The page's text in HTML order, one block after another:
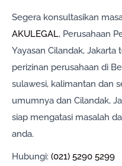
Segera konsultasikan
AKULEGAL, Perusahaan
Yayasan Cilandak,
perizinan perusahaan di
sulawesi, kalimantan dan
umumnya dan Cilandak,
siap mengatasi masalah
anda.
Hubungi: (021) 5290 5299